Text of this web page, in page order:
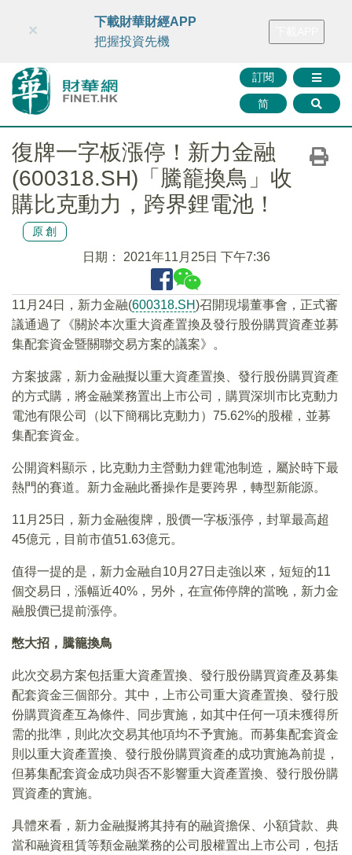
財華智庫網 FINTV FINMETA 財華證券 媒體矩陣
訂閱
简
×
下載財華財經APP
把握投資先機
復牌一字板漲停！新力金融
(600318.SH)「騰籠換鳥」收
購比克動力，跨界鋰電池！
原創
日期： 2021年11月25日 下午7:36
11月24日，新力金融(600318.SH)召開現場董事會，正式審
議通過了《關於本次重大資產置換及發行股份購買資產並募
集配套資金暨關聯交易方案的議案》。
方案披露，新力金融擬以重大資產置換、發行股份購買資產
的方式購，將金融業務置出上市公司，購買深圳市比克動力
電池有限公司（以下簡稱比克動力）75.62%的股權，並募
集配套資金。
公開資料顯示，比克動力主營動力鋰電池制造，屬於時下最
熱門的賽道。新力金融此番操作是要跨界，轉型新能源。
11月25日，新力金融復牌，股價一字板漲停，封單最高超
45億元，目前市值51.63億元。
值得一提的是，新力金融自10月27日走強以來，短短的11
個交易日，漲幅近40%，另外，在宣佈停牌的當晚，新力金
融股價已提前漲停。
憋大招，騰籠換鳥
此次交易方案包括重大資產置換、發行股份購買資產及募集
配套資金三個部分。其中，上市公司重大資產置換、發行股
份購買資產互為條件、同步實施，如其中任何一項未獲得所
需的批準，則此次交易其他項均不予實施。而募集配套資金
則以重大資產置換、發行股份購買資產的成功實施為前提，
但募集配套資金成功與否不影響重大資產置換、發行股份購
買資產的實施。
具體來看，新力金融擬將其持有的融資擔保、小額貸款、典
當和融資租賃等類金融業務的公司股權置出上市公司，包括